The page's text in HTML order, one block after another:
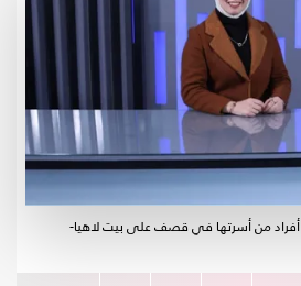
استشهدت خضورة رفقة 6 أفراد من أسرتها في قصف على بيت لاهيا-